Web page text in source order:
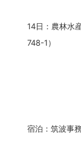
14日：農林水
748-1）
宿泊：筑波事